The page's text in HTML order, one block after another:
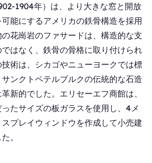
1904年）は、より大きな窓と開放
能にするアメリカの鉄骨構造を採用
花崗岩のファサードは、構造的な支
はなく、鉄骨の骨格に取り付けられ
術は、シカゴやニューヨークでは標
ンクトペテルブルクの伝統的な石造
新的でした。エリセーエフ商館は、
たサイズの板ガラスを使用し、4メ
プレイウィンドウを作成して小売建
。